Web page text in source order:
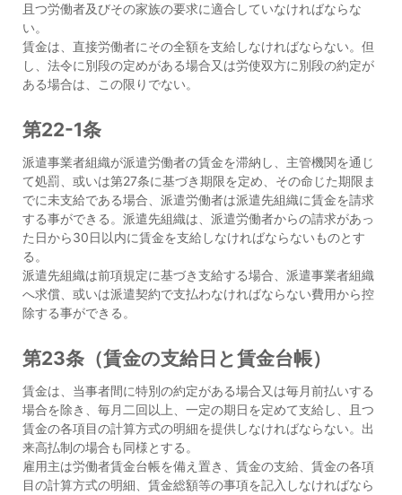
且つ労働者及びその家族の要求に適合していなければならな
い。
賃金は、直接労働者にその全額を支給しなければならない。但
し、法令に別段の定めがある場合又は労使双方に別段の約定が
ある場合は、この限りでない。
第22-1条
派遣事業者組織が派遣労働者の賃金を滞納し、主管機関を通じ
て処罰、或いは第27条に基づき期限を定め、その命じた期限ま
でに未支給である場合、派遣労働者は派遣先組織に賃金を請求
する事ができる。派遣先組織は、派遣労働者からの請求があっ
た日から30日以内に賃金を支給しなければならないものとす
る。
派遣先組織は前項規定に基づき支給する場合、派遣事業者組織
へ求償、或いは派遣契約で支払わなければならない費用から控
除する事ができる。
第23条（賃金の支給日と賃金台帳）
賃金は、当事者間に特別の約定がある場合又は毎月前払いする
場合を除き、毎月二回以上、一定の期日を定めて支給し、且つ
賃金の各項目の計算方式の明細を提供しなければならない。出
来高払制の場合も同様とする。
雇用主は労働者賃金台帳を備え置き、賃金の支給、賃金の各項
目の計算方式の明細、賃金総額等の事項を記入しなければなら